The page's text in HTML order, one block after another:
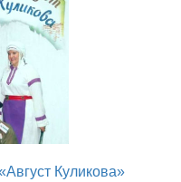
Куликова»